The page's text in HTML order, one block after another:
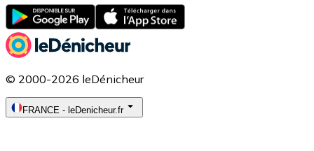
© 2000-2026 leDénicheur
FRANCE - leDenicheur.fr